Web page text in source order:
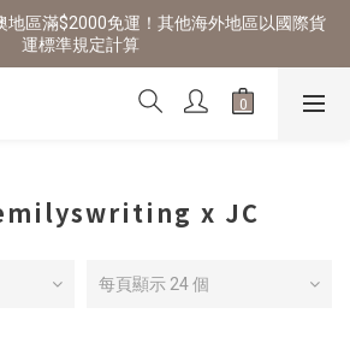
地區滿$2000免運！其他海外地區以國際貨
運標準規定計算
x JC
每頁顯示 24 個